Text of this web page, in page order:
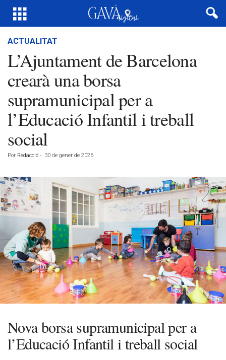
ACTUALITAT
L’Ajuntament de Barcelona
crearà una borsa
supramunicipal per a
l’Educació Infantil i treball
social
Por Redacció - 30 de gener de 2026
Nova borsa supramunicipal per a
l’Educació Infantil i treball social